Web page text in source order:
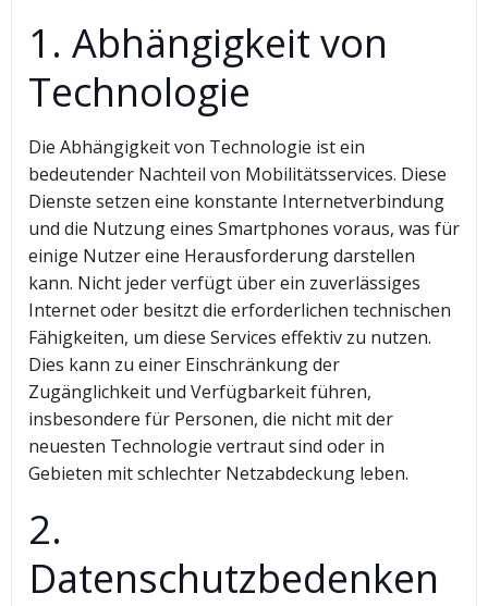
1. Abhängigkeit von
Technologie
Die Abhängigkeit von Technologie ist ein
bedeutender Nachteil von Mobilitätsservices. Diese
Dienste setzen eine konstante Internetverbindung
und die Nutzung eines Smartphones voraus, was für
einige Nutzer eine Herausforderung darstellen
kann. Nicht jeder verfügt über ein zuverlässiges
Internet oder besitzt die erforderlichen technischen
Fähigkeiten, um diese Services effektiv zu nutzen.
Dies kann zu einer Einschränkung der
Zugänglichkeit und Verfügbarkeit führen,
insbesondere für Personen, die nicht mit der
neuesten Technologie vertraut sind oder in
Gebieten mit schlechter Netzabdeckung leben.
2.
Datenschutzbedenken